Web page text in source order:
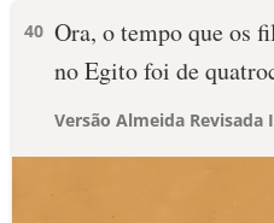
40 Ora, o tempo que os
no Egito foi de
Versão Almeida Revisada